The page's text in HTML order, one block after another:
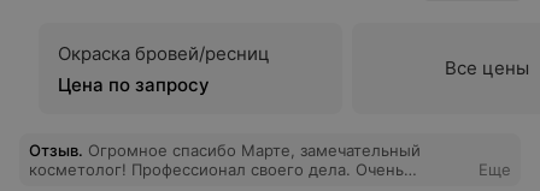
Окраска бровей/ресниц
Цена по запросу
Все цены
Отзыв. Огромное спасибо Марте, замечательный
косметолог! Профессионал своего дела. Очень
Еще